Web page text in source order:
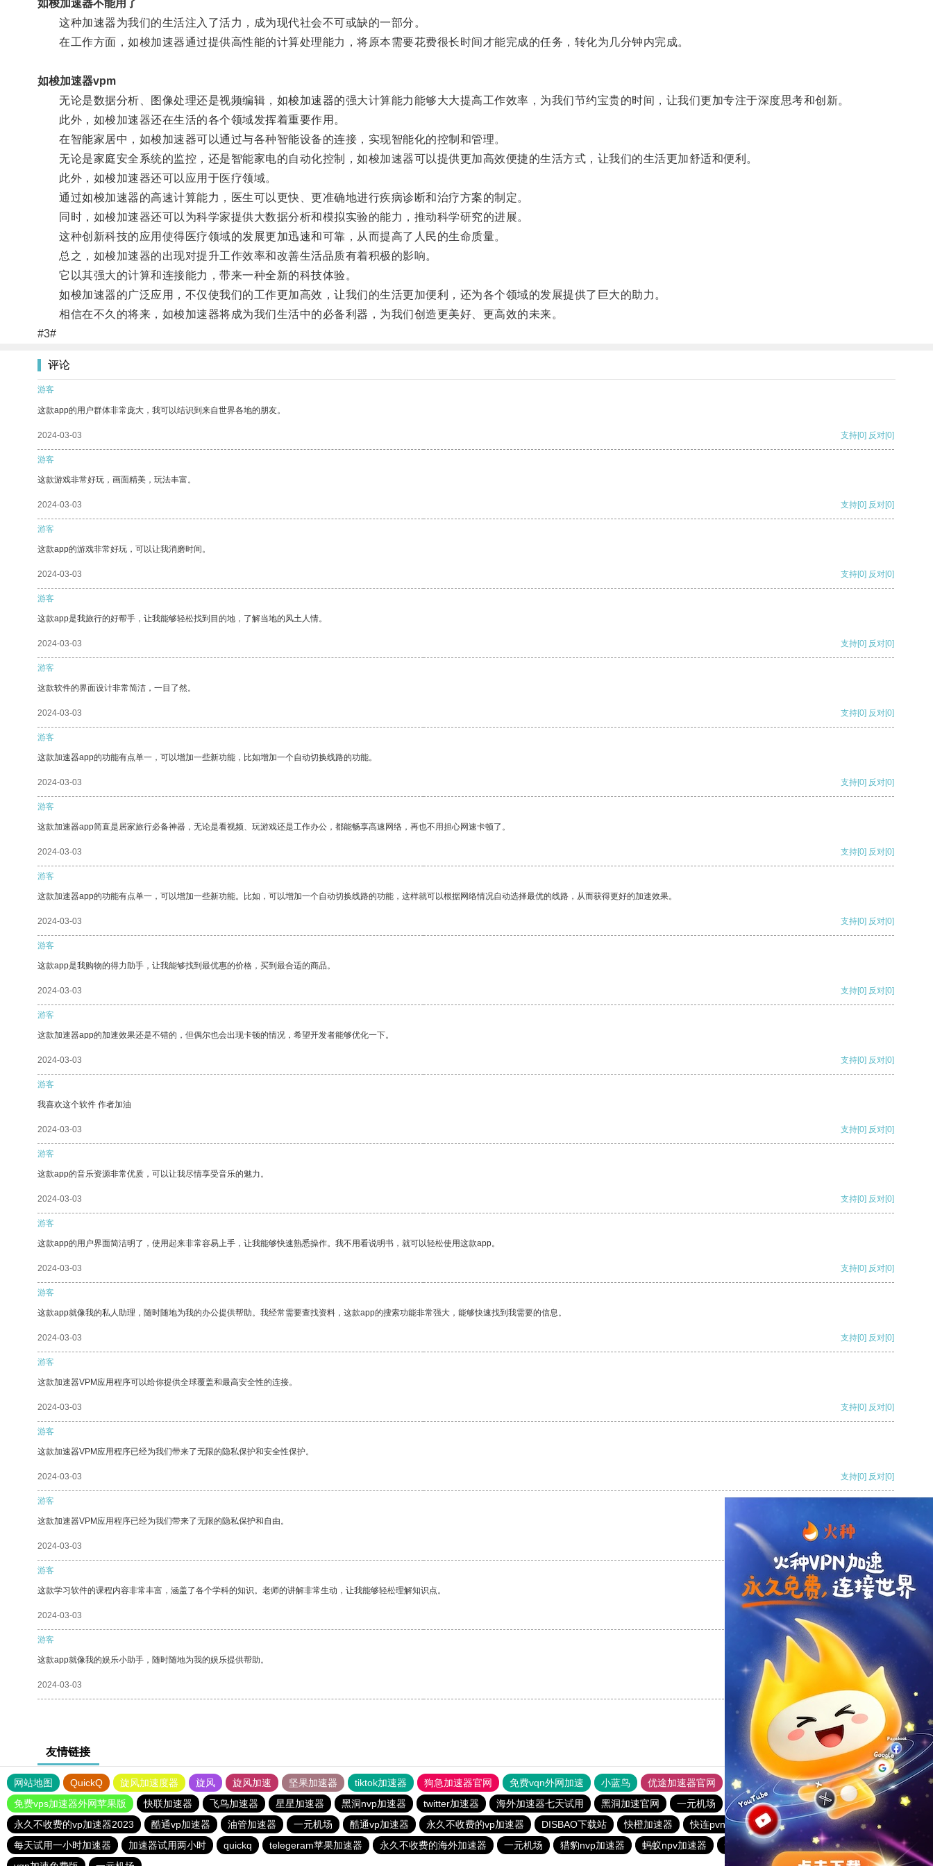
如梭加速器不能用了
这种加速器为我们的生活注入了活力，成为现代社会不可或缺的一部分。
在工作方面，如梭加速器通过提供高性能的计算处理能力，将原本需要花费很长时间才能完成的任务，转化为几分钟内完成。
如梭加速器vpm
无论是数据分析、图像处理还是视频编辑，如梭加速器的强大计算能力能够大大提高工作效率，为我们节约宝贵的时间，让我们更加专注于深度思考和创新。
此外，如梭加速器还在生活的各个领域发挥着重要作用。
在智能家居中，如梭加速器可以通过与各种智能设备的连接，实现智能化的控制和管理。
无论是家庭安全系统的监控，还是智能家电的自动化控制，如梭加速器可以提供更加高效便捷的生活方式，让我们的生活更加舒适和便利。
此外，如梭加速器还可以应用于医疗领域。
通过如梭加速器的高速计算能力，医生可以更快、更准确地进行疾病诊断和治疗方案的制定。
同时，如梭加速器还可以为科学家提供大数据分析和模拟实验的能力，推动科学研究的进展。
这种创新科技的应用使得医疗领域的发展更加迅速和可靠，从而提高了人民的生命质量。
总之，如梭加速器的出现对提升工作效率和改善生活品质有着积极的影响。
它以其强大的计算和连接能力，带来一种全新的科技体验。
如梭加速器的广泛应用，不仅使我们的工作更加高效，让我们的生活更加便利，还为各个领域的发展提供了巨大的助力。
相信在不久的将来，如梭加速器将成为我们生活中的必备利器，为我们创造更美好、更高效的未来。
#3#
评论
游客
这款app的用户群体非常庞大，我可以结识到来自世界各地的朋友。
2024-03-03 支持[0] 反对[0]
游客
这款游戏非常好玩，画面精美，玩法丰富。
2024-03-03 支持[0] 反对[0]
游客
这款app的游戏非常好玩，可以让我消磨时间。
2024-03-03 支持[0] 反对[0]
游客
这款app是我旅行的好帮手，让我能够轻松找到目的地，了解当地的风土人情。
2024-03-03 支持[0] 反对[0]
游客
这款软件的界面设计非常简洁，一目了然。
2024-03-03 支持[0] 反对[0]
游客
这款加速器app的功能有点单一，可以增加一些新功能，比如增加一个自动切换线路的功能。
2024-03-03 支持[0] 反对[0]
游客
这款加速器app简直是居家旅行必备神器，无论是看视频、玩游戏还是工作办公，都能畅享高速网络，再也不用担心网速卡顿了。
2024-03-03 支持[0] 反对[0]
游客
这款加速器app的功能有点单一，可以增加一些新功能。比如，可以增加一个自动切换线路的功能，这样就可以根据网络情况自动选择最优的线路，从而获得更好的加速效果。
2024-03-03 支持[0] 反对[0]
游客
这款app是我购物的得力助手，让我能够找到最优惠的价格，买到最合适的商品。
2024-03-03 支持[0] 反对[0]
游客
这款加速器app的加速效果还是不错的，但偶尔也会出现卡顿的情况，希望开发者能够优化一下。
2024-03-03 支持[0] 反对[0]
游客
我喜欢这个软件 作者加油
2024-03-03 支持[0] 反对[0]
游客
这款app的音乐资源非常优质，可以让我尽情享受音乐的魅力。
2024-03-03 支持[0] 反对[0]
游客
这款app的用户界面简洁明了，使用起来非常容易上手，让我能够快速熟悉操作。我不用看说明书，就可以轻松使用这款app。
2024-03-03 支持[0] 反对[0]
游客
这款app就像我的私人助理，随时随地为我的办公提供帮助。我经常需要查找资料，这款app的搜索功能非常强大，能够快速找到我需要的信息。
2024-03-03 支持[0] 反对[0]
游客
这款加速器VPM应用程序可以给你提供全球覆盖和最高安全性的连接。
2024-03-03 支持[0] 反对[0]
游客
这款加速器VPM应用程序已经为我们带来了无限的隐私保护和安全性保护。
2024-03-03 支持[0] 反对[0]
游客
这款加速器VPM应用程序已经为我们带来了无限的隐私保护和自由。
2024-03-03
游客
这款学习软件的课程内容非常丰富，涵盖了各个学科的知识。老师的讲解非常生动，让我能够轻松理解知识点。
2024-03-03 反对
游客
这款app就像我的娱乐小助手，随时随地为我的娱乐提供帮助。
2024-03-03 反对[0]
友情链接
网站地图 QuickQ 旋风加速度器 旋风 旋风加速 坚果加速器 tiktok加速器 狗急加速器官网 免费vqn外网加速 小蓝鸟 优途加速器官网 风驰加速器 旋风加速器
八戒看书
免费vps加速器外网苹果版
快联加速器 飞鸟加速器 星星加速器 黑洞nvp加速器 twitter加速器 海外加速器七天试用 黑洞加速官网 一元机场
老王vqn加速
永久不收费的vp加速器2023
酷通vp加速器 油管加速器 一元机场 酷通vp加速器 永久不收费的vp加速器 DISBAO下载站 快橙加速器 快连pvn加速器 油管加速器永久免费版
每天试用一小时加速器
加速器试用两小时 quickq telegeram苹果加速器 永久不收费的海外加速器 一元机场 猎豹nvp加速器 蚂蚁npv加速器 一元机场 免费跨墙软件
186下载站